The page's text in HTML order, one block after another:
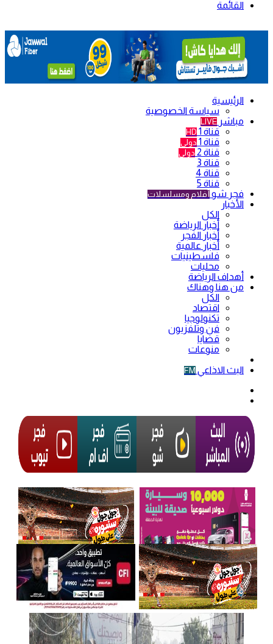
القائمة
الرئيسية
سياسة الخصوصية
مباشر LIVE
قناة 1 HD
قناة 1 دولي
قناة 2 دولي
قناة 3
قناة 4
قناة 5
فجر شو أفلام ومسلسلات
الأخبار
الكل
أخبار الرياضة
أخبار الفجر
أخبار عالمية
فلسطينيات
محليات
أهداف الرياضة
من هنا وهناك
الكل
اقتصاد
تكنولوجيا
فن وتلفزيون
قضايا
منوعات
البث الاذاعي FM